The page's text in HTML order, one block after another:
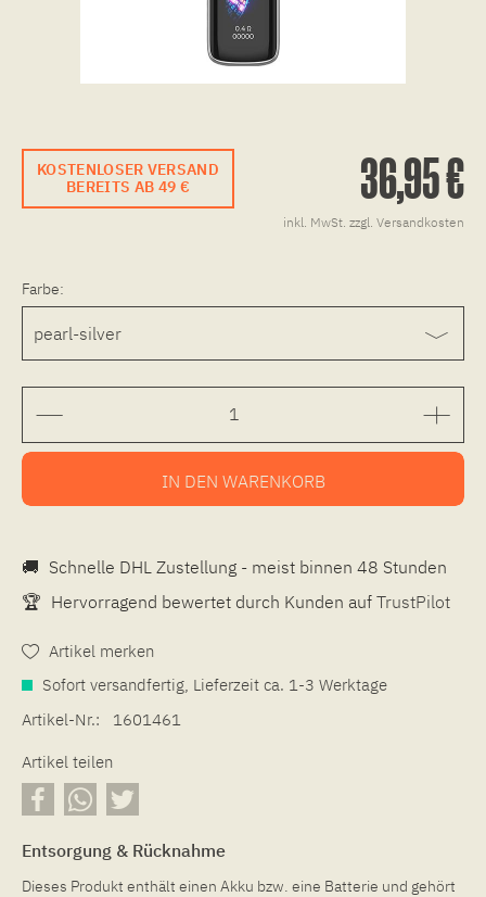
KOSTENLOSER VERSAND
BEREITS AB 49 €
36,95 €
inkl. MwSt. zzgl. Versandkosten
Farbe:
IN DEN WARENKORB
🚚 Schnelle DHL Zustellung - meist binnen 48 Stunden
🏆 Hervorragend bewertet durch Kunden auf TrustPilot
Artikel merken
Sofort versandfertig, Lieferzeit ca. 1-3 Werktage
Artikel-Nr.:
1601461
Artikel teilen
Entsorgung & Rücknahme
Dieses Produkt enthält einen Akku bzw. eine Batterie und gehört